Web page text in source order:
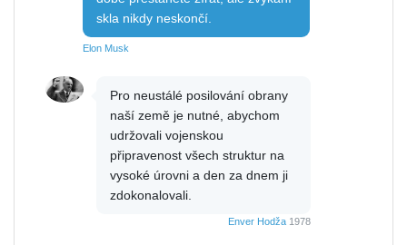
skla nikdy neskončí.
Elon Musk
Pro neustálé posilování obrany
naší země je nutné, abychom
udržovali vojenskou
připravenost všech struktur na
vysoké úrovni a den za dnem ji
zdokonalovali.
Enver Hodža 1978